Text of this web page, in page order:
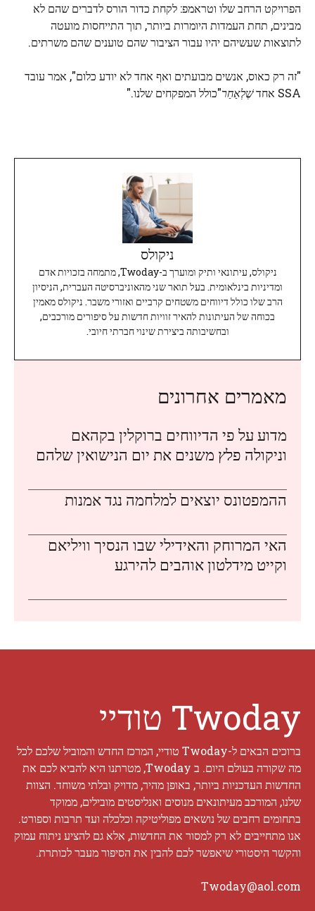
הפרויקט הרחב שלו וטראמפ: לקחת כדור הורס לדברים שהם לא
מבינים, תחת העמדות היומרות ביותר, תוך התייחסות מועטה
לתוצאות שעשיהם יהיו עבור הציבור שהם טוענים שהם משרתים.
"זה רק כאוס, אנשים מבועתים ואף אחד לא יודע כלום", אמר עובד
SSA אחד
שֶׁלְאַחַר"כולל המפקחים שלנו."
ניקולס
ניקולס, עיתונאי ותיק ומוערך ב-Twoday, מתמחה בזכויות אדם
ומדיניות בינלאומית. בעל תואר שני מהאוניברסיטה העברית, הניסיון
הרב שלו כולל דיווחים משטחים קרביים ואזורי משבר. ניקולס מאמין
בכוחה של העיתונות להאיר זוויות חדשות על סיפורים מורכבים,
ובחשיבותה ביצירת שינוי חברתי חיובי.
מאמרים אחרונים
מדוע על פי הדיווחים ברוקלין בקהאם
וניקולה פלץ משנים את יום הנישואין שלהם
ההמפטונס יוצאים למלחמה נגד אמנות
האי המרוחק והאידילי שבו הנסיך וויליאם
וקייט מידלטון אוהבים להירגע
Twoday טודיי
ברוכים הבאים ל-Twoday טודיי, המרכז החדש והמוביל שלכם לכל
מה שקורה בעולם היום. ב Twoday, מטרתנו היא להביא לכם את
החדשות העדכניות ביותר, באופן מהיר, מדויק ובלתי משוחד. הצוות
שלנו, המורכב מעיתונאים מנוסים ואנליסטים מובילים, ממוקד
בתחומים רחבים של נושאים מפוליטיקה וכלכלה ועד תרבות וספורט.
אנו מתחייבים לא רק למסור את החדשות, אלא גם להציע ניתוח עמוק
והקשר היסטורי שיאפשר לכם להבין את הסיפור מעבר לכותרת.
Twoday@aol.com